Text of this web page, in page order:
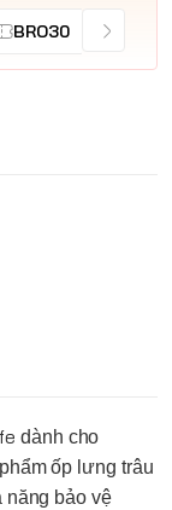
BRO30
dành cho
ốp lưng trâu
năng bảo vệ